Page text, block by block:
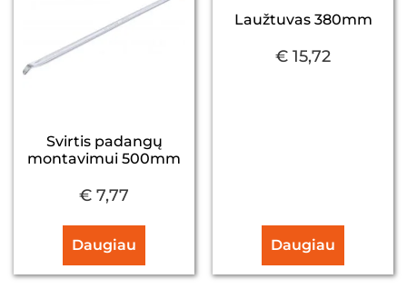
Svirtis padangų
montavimui 500mm
€ 7,77
Daugiau
Laužtuvas 380mm
€ 15,72
Daugiau